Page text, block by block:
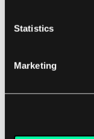
Statistics
Marketing
Programmen
einbeziehen
Die Zukunft